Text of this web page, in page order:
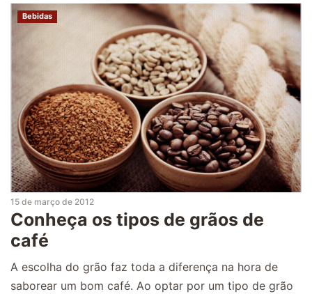
Bebidas
15 de março de 2012
Conheça os tipos de grãos de
café
A escolha do grão faz toda a diferença na hora de
saborear um bom café. Ao optar por um tipo de grão